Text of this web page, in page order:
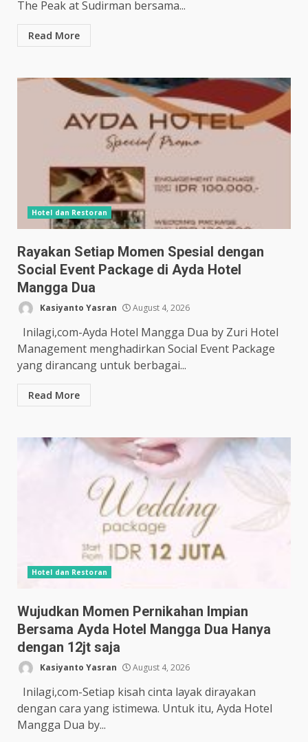
The Peak at Sudirman bersama...
Read More
Hotel dan Restoran
Rayakan Setiap Momen Spesial dengan
Social Event Package di Ayda Hotel
Mangga Dua
Kasiyanto Yasran August 4, 2026
Inilagi,com-Ayda Hotel Mangga Dua by Zuri Hotel
Management menghadirkan Social Event Package
yang dirancang untuk berbagai...
Read More
Hotel dan Restoran
Wujudkan Momen Pernikahan Impian
Bersama Ayda Hotel Mangga Dua Hanya
dengan 12jt saja
Kasiyanto Yasran August 4, 2026
Inilagi,com-Setiap kisah cinta layak dirayakan
dengan cara yang istimewa. Untuk itu, Ayda Hotel
Mangga Dua by...